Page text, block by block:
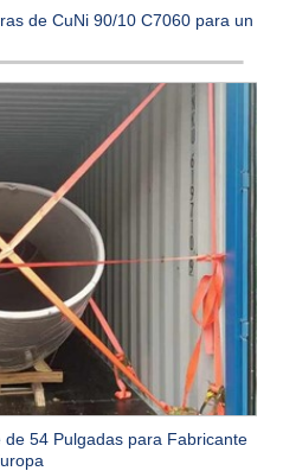
de CuNi 90/10 C7060 para un
de 54 Pulgadas para Fabricante